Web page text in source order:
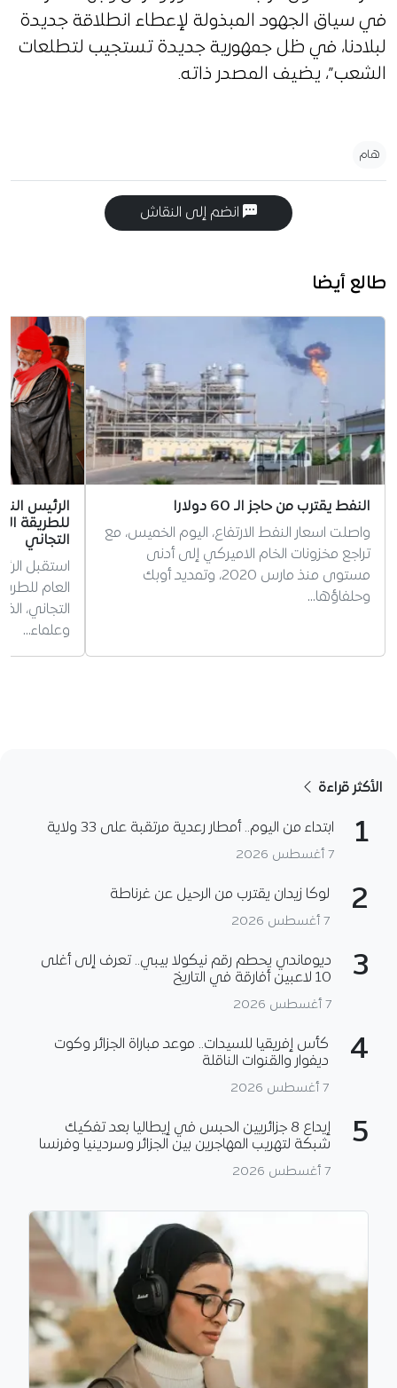
في سياق الجهود المبذولة لإعطاء انطلاقة جديدة
لبلادنا، في ظل جمهورية جديدة تستجيب لتطلعات
الشعب”، يضيف المصدر ذاته.
هام
انضم إلى النقاش
طالع أيضا
النفط يقترب من حاجز الـ 60 دولارا
واصلت اسعار النفط الارتفاع، اليوم الخميس، مع
تراجع مخزونات الخام الاميركي إلى أدنى
مستوى منذ مارس 2020، وتمديد أوبك
وحلفاؤها…
الرئيس
للطريقة
التجاني
استقبل
العام
التجاني،
وعلماء…
الأكثر قراءة
1 ابتداء من اليوم.. أمطار رعدية مرتقبة على 33 ولاية
7 أغسطس 2026
2 لوكا زيدان يقترب من الرحيل عن غرناطة
7 أغسطس 2026
3
ديوماندي يحطم رقم نيكولا بيبي.. تعرف إلى أغلى
10 لاعبين أفارقة في التاريخ
7 أغسطس 2026
4
كأس إفريقيا للسيدات.. موعد مباراة الجزائر وكوت
ديفوار والقنوات الناقلة
7 أغسطس 2026
5
إيداع 8 جزائريين الحبس في إيطاليا بعد تفكيك
شبكة لتهريب المهاجرين بين الجزائر وسردينيا وفرنسا
7 أغسطس 2026